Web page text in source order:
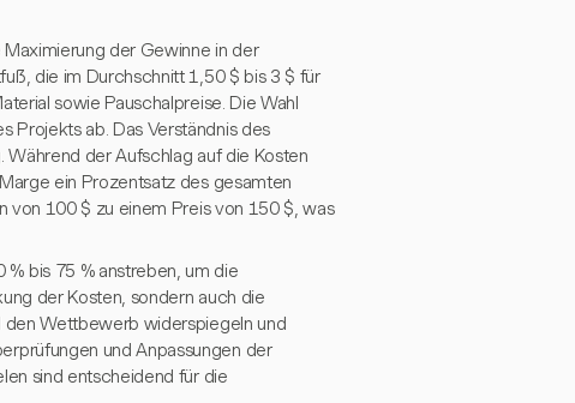
der Gewinne in der
die im Durchschnitt 1,50 $ bis 3 $ für
sowie Pauschalpreise. Die Wahl
Projekts ab. Das Verständnis des
der Aufschlag auf die Kosten
ein Prozentsatz des gesamten
von 100 $ zu einem Preis von 150 $, was
bis 75 % anstreben, um die
der Kosten, sondern auch die
Wettbewerb widerspiegeln und
und Anpassungen der
sind entscheidend für die